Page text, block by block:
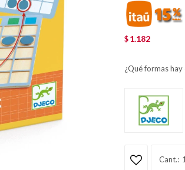
$ 1.182
¿Qué formas